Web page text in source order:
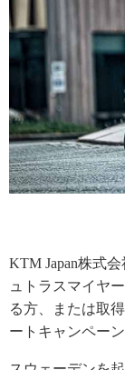
KTM Japan株式
ュトラスマイヤ
る方、または取
ートキャンペー